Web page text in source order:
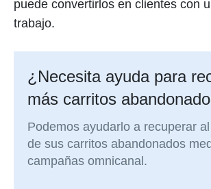
puede convertirlos en clientes con
trabajo.
¿Necesita ayuda para
más carritos
Podemos ayudarlo a recuperar
de sus carritos abandonados
campañas omnicanal.